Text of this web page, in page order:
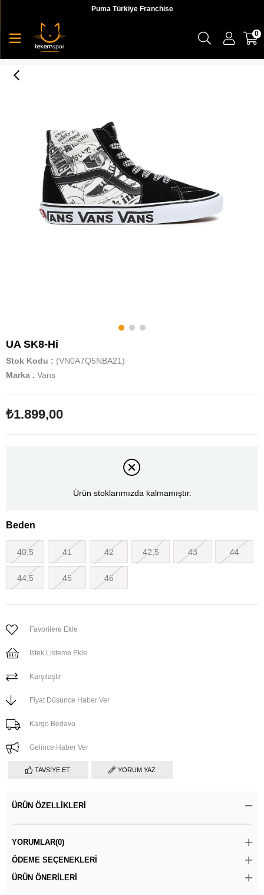
Puma Türkiye Franchise
0
UA SK8-Hi
Stok Kodu
(VN0A7Q5NBA21)
Marka : Vans
₺1.899,00
Ürün stoklarımızda kalmamıştır.
Beden
40,5 41 42 42,5 43 44
44,5 45 46
Favorilere Ekle
İstek Listeme Ekle
Karşılaştır
Fiyat Düşünce Haber Ver
Kargo Bedava
Gelince Haber Ver
TAVSIYE ET YORUM YAZ
ÜRÜN ÖZELLIKLERI
YORUMLAR(0)
ÖDEME SEÇENEKLERI
ÜRÜN ÖNERILERI